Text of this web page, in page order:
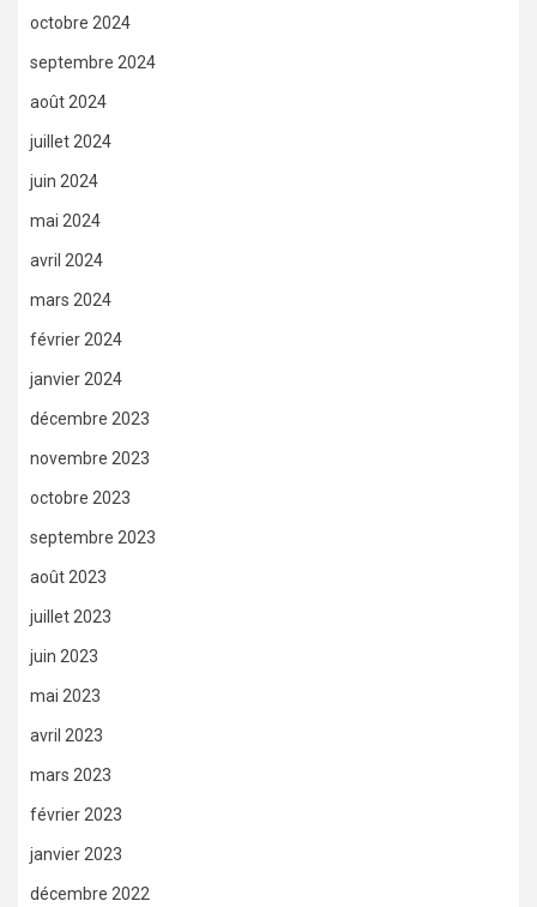
octobre 2024
septembre 2024
août 2024
juillet 2024
juin 2024
mai 2024
avril 2024
mars 2024
février 2024
janvier 2024
décembre 2023
novembre 2023
octobre 2023
septembre 2023
août 2023
juillet 2023
juin 2023
mai 2023
avril 2023
mars 2023
février 2023
janvier 2023
décembre 2022